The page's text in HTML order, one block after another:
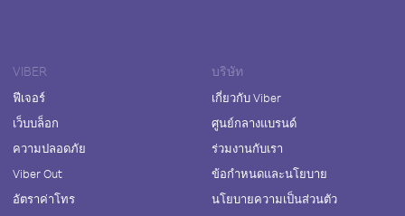
VIBER
ฟีเจอร์
เว็บบล็อก
ความปลอดภัย
Viber Out
อัตราค่าโทร
บริษัท
เกี่ยวกับ Viber
ศูนย์กลางแบรนด์
ร่วมงานกับเรา
ข้อกำหนดและนโยบาย
นโยบายความเป็นส่วนตัว